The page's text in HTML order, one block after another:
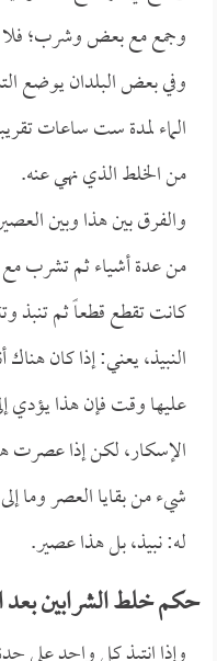
وجمع مع بعض وشرب؛
وفي بعض البلدان يوضع
الماء لمدة ست ساعات
من الخلط الذي نهي عنه.
والفرق بين هذا وبين
من عدة أشياء ثم تشرب مع
كانت تقطع قطعاً ثم تنبذ
النبيذ، يعني: إذا كان
عليها وقت فإن هذا يؤدي
الإسكار، لكن إذا عصرت
شيء من بقايا العصر وما
له: نبيذ، بل هذا عصير.
حكم خلط الشرابين بعد